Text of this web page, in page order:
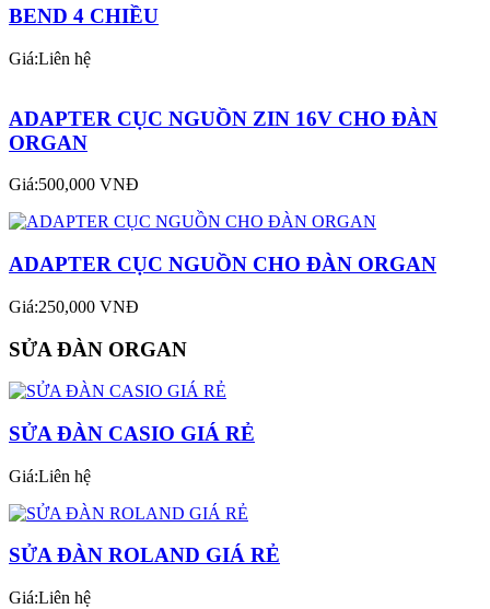
BEND 4 CHIỀU
Giá:Liên hệ
ADAPTER CỤC NGUỒN ZIN 16V CHO ĐÀN
ORGAN
Giá:500,000 VNĐ
ADAPTER CỤC NGUỒN CHO ĐÀN ORGAN
Giá:250,000 VNĐ
SỬA ĐÀN ORGAN
SỬA ĐÀN CASIO GIÁ RẺ
Giá:Liên hệ
SỬA ĐÀN ROLAND GIÁ RẺ
Giá:Liên hệ